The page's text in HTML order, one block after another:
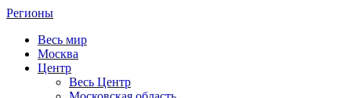
Регионы
Весь мир
Москва
Центр
Весь Центр